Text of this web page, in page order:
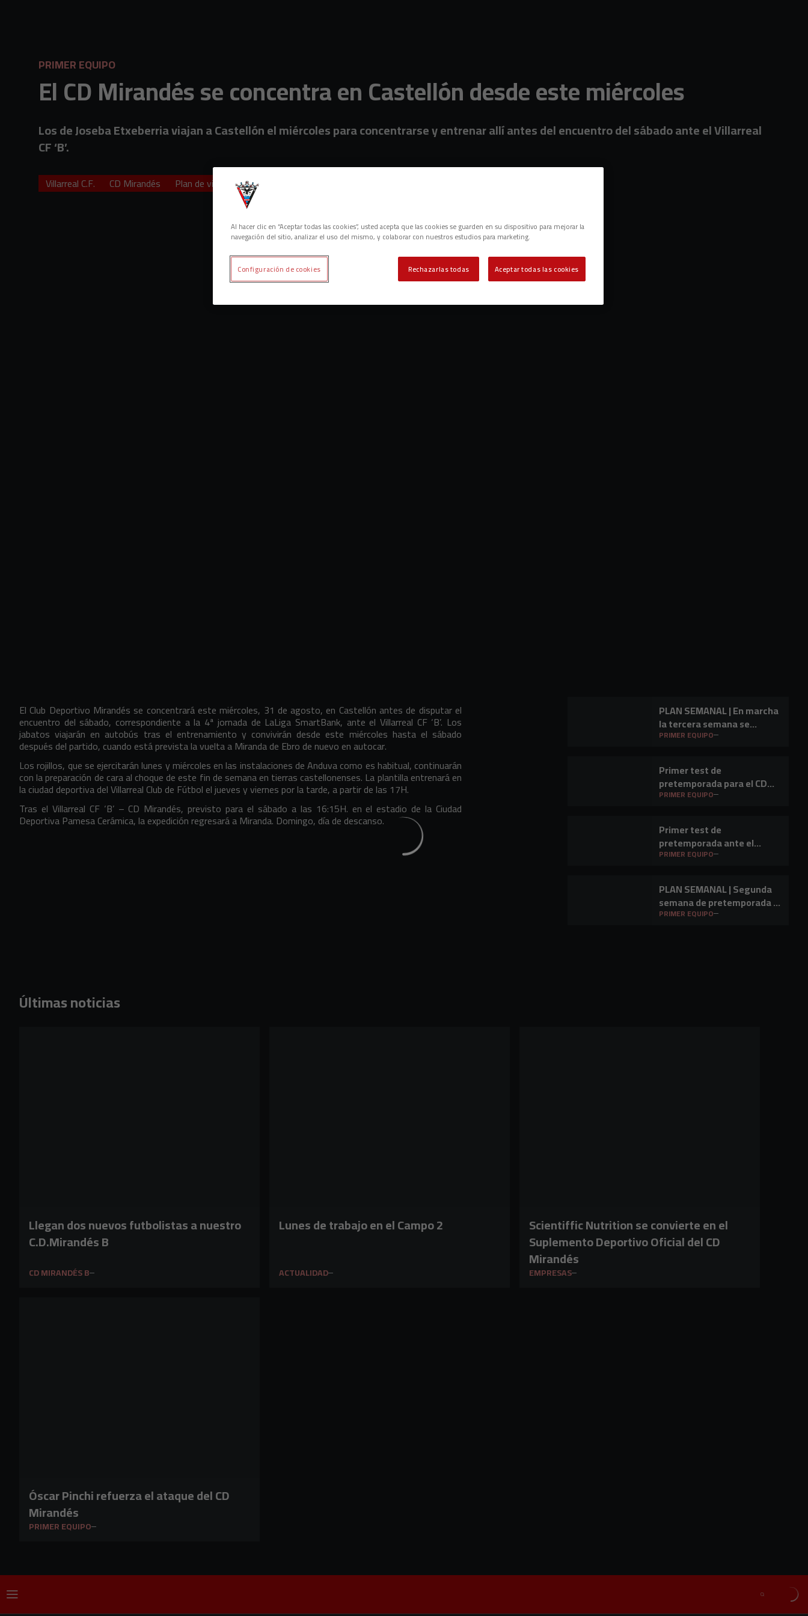
PRIMER EQUIPO
El CD Mirandés se concentra en Castellón desde este miércoles
Los de Joseba Etxeberria viajan a Castellón el miércoles para concentrarse y entrenar allí antes del encuentro del sábado ante el Villarreal
CF ‘B’.
Villarreal C.F. CD Mirandés Plan de viaje Concentración
El Club Deportivo Mirandés se concentrará este miércoles, 31 de agosto, en Castellón antes de disputar el
encuentro del sábado, correspondiente a la 4ª jornada de LaLiga SmartBank, ante el Villarreal CF ‘B’. Los
jabatos viajarán en autobús tras el entrenamiento y convivirán desde este miércoles hasta el sábado
después del partido, cuando está prevista la vuelta a Miranda de Ebro de nuevo en autocar.
Los rojillos, que se ejercitarán lunes y miércoles en las instalaciones de Anduva como es habitual, continuarán
con la preparación de cara al choque de este fin de semana en tierras castellonenses. La plantilla entrenará en
la ciudad deportiva del Villarreal Club de Fútbol el jueves y viernes por la tarde, a partir de las 17H.
Tras el Villarreal CF ‘B’ – CD Mirandés, previsto para el sábado a las 16:15H. en el estadio de la Ciudad
Deportiva Pamesa Cerámica, la expedición regresará a Miranda. Domingo, día de descanso.
PLAN SEMANAL | En marcha
la tercera semana se
preparación
PRIMER EQUIPO
Primer test de
pretemporada para el CD
Mirandés en Lasesarre
PRIMER EQUIPO
Primer test de
pretemporada ante el
Barakaldo CF
PRIMER EQUIPO
PLAN SEMANAL | Segunda
semana de pretemporada y
primer amistoso a la vista
PRIMER EQUIPO
Últimas noticias
Llegan dos nuevos futbolistas a nuestro
C.D.Mirandés B
CD MIRANDÉS B
Lunes de trabajo en el Campo 2
ACTUALIDAD
Scientiffic Nutrition se convierte en el
Suplemento Deportivo Oficial del CD
Mirandés
EMPRESAS
Óscar Pinchi refuerza el ataque del CD
Mirandés
PRIMER EQUIPO
Al hacer clic en “Aceptar todas las cookies”, usted acepta que las cookies se guarden en su dispositivo para mejorar la
navegación del sitio, analizar el uso del mismo, y colaborar con nuestros estudios para marketing.
Rechazarlas todas Aceptar todas las cookies
Configuración de cookies